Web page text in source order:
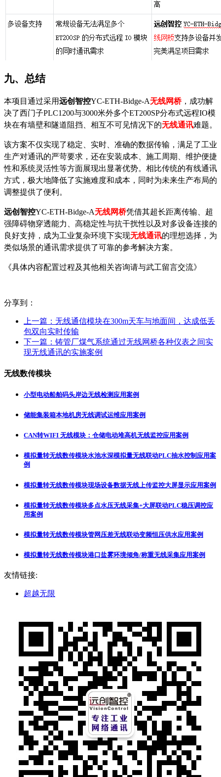
九、总结
本项目通过采用远创智控YC-ETH-Bidge-A无线网桥，成功解
决了西门子PLC1200与3000米外多个ET200SP分布式远程IO模
块在有墙壁和隧道阻挡、相互不可见情况下的无线通讯难题。
该方案不仅实现了稳定、实时、准确的数据传输，满足了工业
生产对通讯的严苛要求，还在安装成本、施工周期、维护便捷
性和系统灵活性等方面展现出显著优势。相比传统的有线通讯
方式，极大地降低了实施难度和成本，同时为未来生产布局的
调整提供了便利。
远创智控YC-ETH-Bidge-A无线网桥凭借其超长距离传输、超
强障碍物穿透能力、高稳定性与抗干扰性以及对多设备连接的
良好支持，成为工业复杂环境下实现无线通讯的理想选择，为
类似场景的通讯需求提供了可靠的参考解决方案。
《具体内容配置过程及其他相关咨询请与武工留言交流》
分享到：
上一篇： 无线通信模块在300m天车与地面间，达成低丢
包双向实时传输
下一篇： 铸管厂煤气系统通过无线网桥各种仪表之间实
现无线通讯的实施案例
无线数传模块
小型电动船舶码头岸边无线检测应用案例
储能集装箱本地机房无线调试运维应用案例
CAN转WIFI 无线模块：仓储电动堆高机无线监控应用案例
模拟量转无线数传模块水池水深模拟量无线联动PLC抽水控制应用案
例
模拟量转无线数传模块现场设备数据无线上传监控大屏显示应用案例
模拟量转无线数传模块多点水压无线采集+大屏联动PLC稳压调控应
用案例
模拟量转无线数传模块管网压差无线联动变频恒压供水应用案例
模拟量转无线数传模块港口盐雾环境倾角/称重无线采集应用案例
友情链接:
超越无限